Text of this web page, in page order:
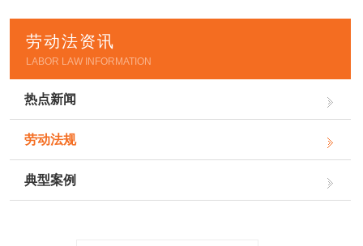
劳动法资讯
LABOR LAW INFORMATION
热点新闻
劳动法规
典型案例